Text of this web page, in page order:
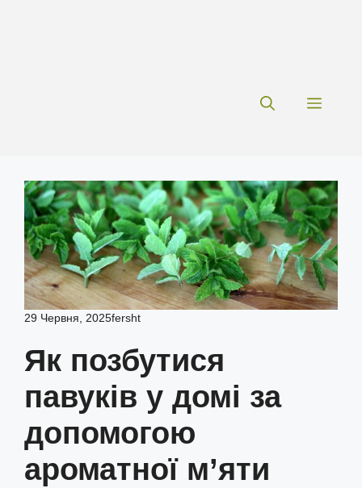
Меню
29 Червня, 2025fersht
Як позбутися
павуків у домі за
допомогою
ароматної м’яти